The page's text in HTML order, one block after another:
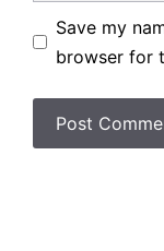
Save my
browser for